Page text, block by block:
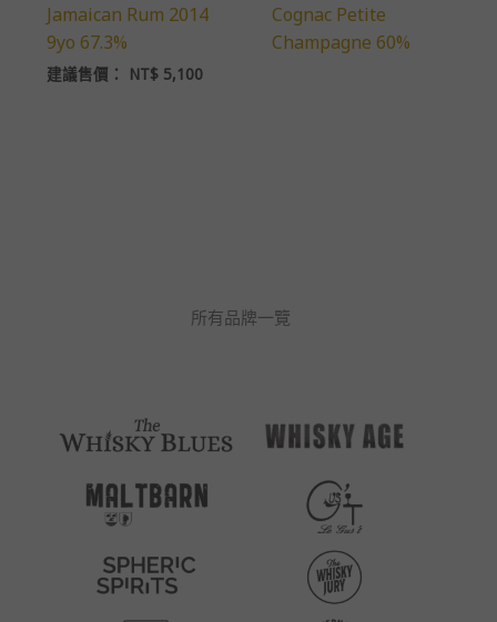
Jamaican Rum 2014
9yo 67.3%
建議售價： NT$ 5,100
Cognac Petite
Champagne 60%
所有品牌一覽